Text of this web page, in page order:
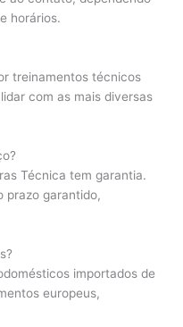
horários.
treinamentos técnicos
com as mais diversas
Técnica tem garantia.
prazo garantido,
importados de
europeus,